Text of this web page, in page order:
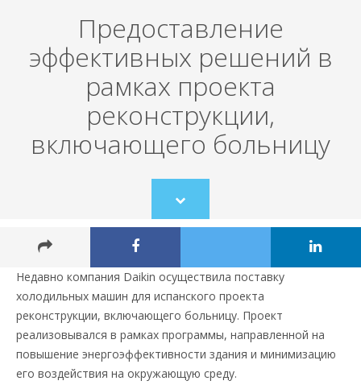
Предоставление
эффективных решений в
рамках проекта
реконструкции,
включающего больницу
Scroll
to
Недавно компания Daikin осуществила поставку
холодильных машин для испанского проекта
реконструкции, включающего больницу. Проект
реализовывался в рамках программы, направленной на
повышение энергоэффективности здания и минимизацию
его воздействия на окружающую среду.